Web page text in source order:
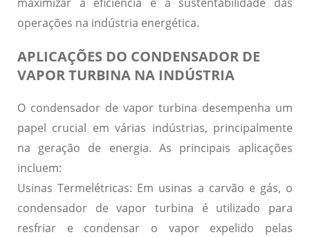
maximizar a eficiência e a sustentabilidade das
operações na indústria energética.
APLICAÇÕES DO CONDENSADOR DE
VAPOR TURBINA NA INDÚSTRIA
O condensador de vapor turbina desempenha um
papel crucial em várias indústrias, principalmente
na geração de energia. As principais aplicações
incluem:
Usinas Termelétricas: Em usinas a carvão e gás, o
condensador de vapor turbina é utilizado para
resfriar e condensar o vapor expelido pelas